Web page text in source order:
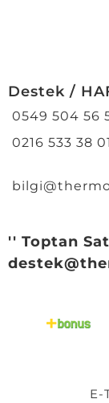
Destek /
0549 504 56
0216 533 38 01
'' Toptan
E-